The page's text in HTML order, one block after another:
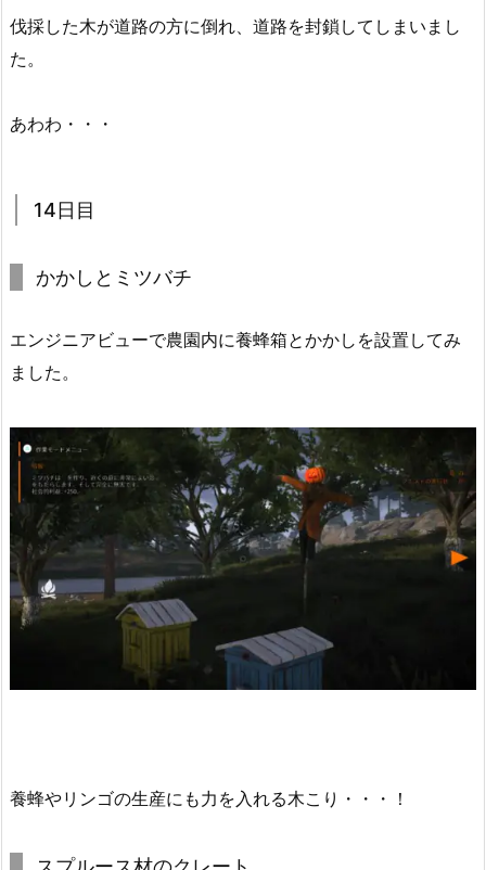
伐採した木が道路の方に倒れ、道路を封鎖してしまいまし
た。
あわわ・・・
14日目
かかしとミツバチ
エンジニアビューで農園内に養蜂箱とかかしを設置してみ
ました。
養蜂やリンゴの生産にも力を入れる木こり・・・！